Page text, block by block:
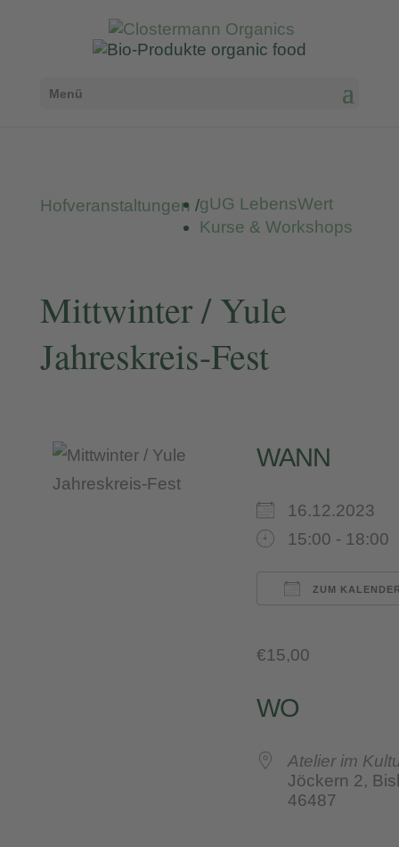
Menü
Hofveranstaltungen /gUG LebensWert
Kurse & Workshops
Mittwinter / Yule
Jahreskreis-Fest
WANN
16.12.2023
15:00 - 18:00
ZUM
€15,00
WO
Atelier im
Jöckern 2,
46487